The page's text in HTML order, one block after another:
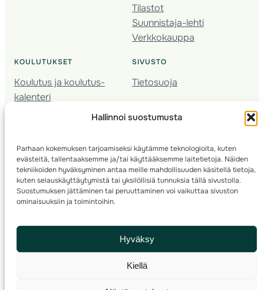
Hallinnoi suostumusta
Parhaan kokemuksen tarjoamiseksi käytämme teknologioita, kuten
evästeitä, tallentaaksemme ja/tai käyttääksemme laitetietoja. Näiden
tekniikoiden hyväksyminen antaa meille mahdollisuuden käsitellä tietoja,
kuten selauskäyttäytymistä tai yksilöllisiä tunnuksia tällä sivustolla.
Suostumuksen jättäminen tai peruuttaminen voi vaikuttaa sivuston
ominaisuuksiin ja toimintoihin.
Hyväksy
Kiellä
Tilastot
Suunnistaja-lehti
Verkkokauppa
KOULUTUKSET
Koulutus ja koulutus­
kalenteri
Nuorison koulutukset
Kartoitus
Ratamestari
SIVUSTO
Tietosuoja
© 2025 ·Suomen Suunnistusliitto· Valimotie 10, 00380 Helsinki, Finland
info(a)suunnistusliitto.fi,Rastilipun asiat: rastilippu(a)suunnistusliitto.fi
Kilpailut ja kuntorastit – Rastilippu:::Rastilipun ohjeet